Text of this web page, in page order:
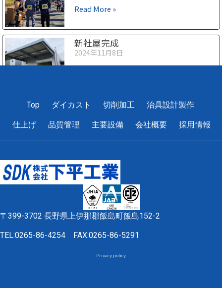
Read More »
新社屋完成
2024年11月8日
1 3 4 5
Top ダイカスト 切削加工 治具設計製作
仕上げ 品質管理 主要設備 会社概要 採用情報
〒399-3702 長野県上伊那郡飯島町飯島152-2
TEL:0265-86-4254 FAX:0265-86-5291
Privacy policy